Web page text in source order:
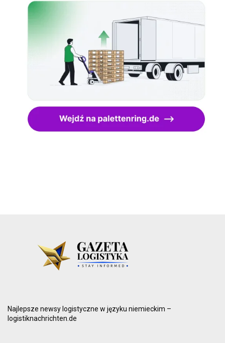
Najlepsze newsy logistyczne w języku niemieckim –
logistiknachrichten.de